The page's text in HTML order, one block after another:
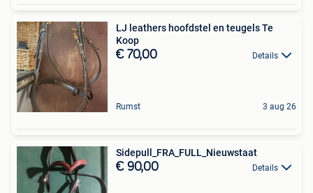
LJ leathers hoofdstel en teugels Te
Koop
€ 70,00 Details
Rumst 3 aug 26
Sidepull_FRA_FULL_Nieuwstaat
€ 90,00 Details